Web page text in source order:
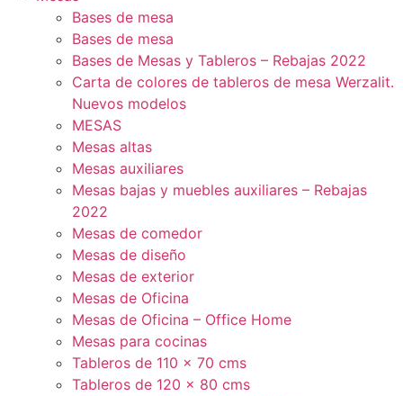
Bases de mesa
Bases de mesa
Bases de Mesas y Tableros – Rebajas 2022
Carta de colores de tableros de mesa Werzalit.
Nuevos modelos
MESAS
Mesas altas
Mesas auxiliares
Mesas bajas y muebles auxiliares – Rebajas
2022
Mesas de comedor
Mesas de diseño
Mesas de exterior
Mesas de Oficina
Mesas de Oficina – Office Home
Mesas para cocinas
Tableros de 110 x 70 cms
Tableros de 120 x 80 cms